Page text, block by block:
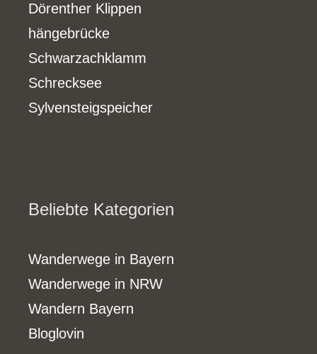
Dörenther Klippen
hängebrücke
Schwarzachklamm
Schrecksee
Sylvensteigspeicher
Beliebte Kategorien
Wanderwege in Bayern
Wanderwege in NRW
Wandern Bayern
Bloglovin